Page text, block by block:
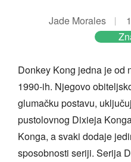
Jade Morales
Donkey Kong jedna je od
1990-ih. Njegovo
glumačku postavu,
pustolovnog Dixieja
Konga, a svaki dodaje
sposobnosti seriji. Serija